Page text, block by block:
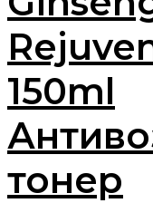
150ml
тонер